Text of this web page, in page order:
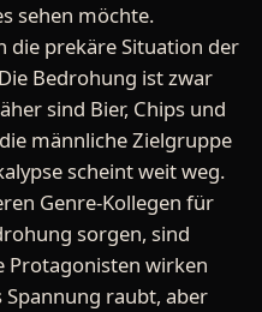
sehen möchte.
die prekäre Situation der
Bedrohung ist zwar
sind Bier, Chips und
männliche Zielgruppe
scheint weit weg.
Genre-Kollegen für
sorgen, sind
Protagonisten wirken
raubt, aber